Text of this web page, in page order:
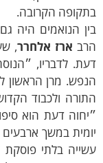
הקרובה.
הנואמים היה גם
ארז אלחרר,
לדבריו,
מרן הראשון
ולכבוד הקדוש
דעת הוא
במשך ארבעים
בלתי פוסקת